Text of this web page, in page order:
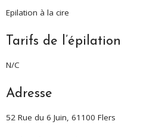
Epilation à la cire
Tarifs de l’épilation
N/C
Adresse
52 Rue du 6 Juin, 61100 Flers